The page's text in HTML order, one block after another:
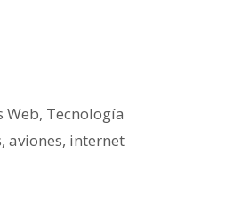
Web, Tecnología
,aviones, internet